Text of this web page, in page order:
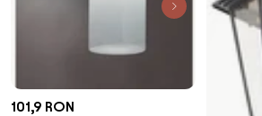
101,9 RON